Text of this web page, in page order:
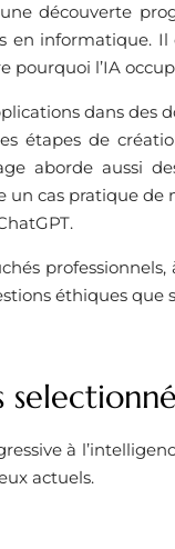
découverte
en informatique.
pourquoi l’IA
dans
étapes de
aborde aussi
un cas pratique
éthiques que
à
actuels.